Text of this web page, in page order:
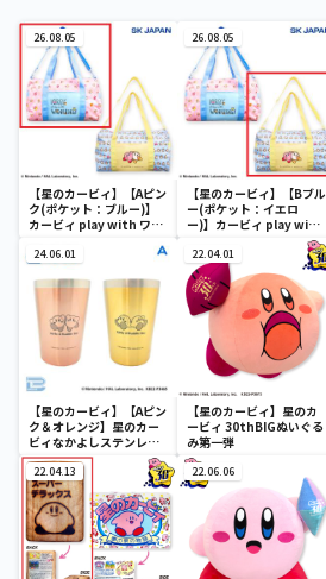
26.08.05
【星のカービィ】【Aピン
ク(ポケット：ブルー)】
カービィ play with ワド
26.08.05
【星のカービィ】【Bブル
ー(ポケット：イエロ
ー)】カービィ play with
ワドルディ ボストンバッ
グ
24.06.01
【星のカービィ】【Aピン
ク＆オレンジ】星のカー
ビィなかよしステンレス
ペアタンブラー
22.04.01
【星のカービィ】星のカ
ービィ 30thBIGぬいぐる
み第一弾
22.04.13 22.06.06